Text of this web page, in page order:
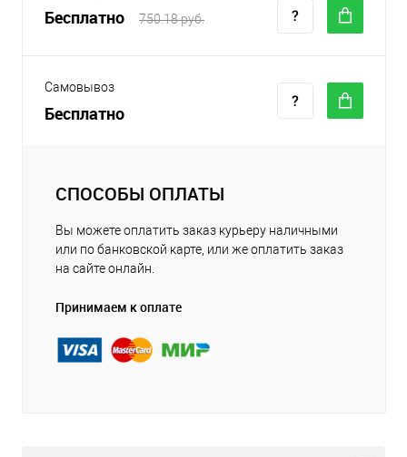
Бесплатно 750.18 руб.
Самовывоз
Бесплатно
СПОСОБЫ ОПЛАТЫ
Вы можете оплатить заказ курьеру наличными
или по банковской карте, или же оплатить заказ
на сайте онлайн.
Принимаем к оплате